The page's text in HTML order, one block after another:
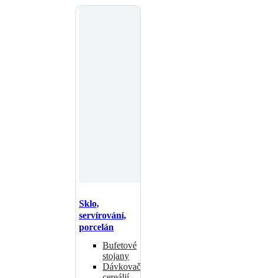
Sklo,
servírování,
porcelán
Bufetové
stojany
Dávkovače